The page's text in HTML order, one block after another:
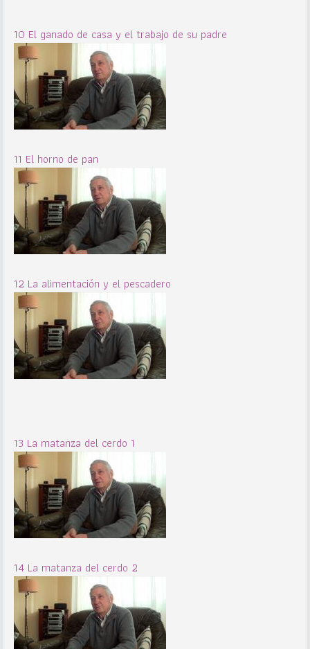
10 El ganado de casa y el trabajo de su padre
11 El horno de pan
12 La alimentación y el pescadero
13 La matanza del cerdo 1
14 La matanza del cerdo 2